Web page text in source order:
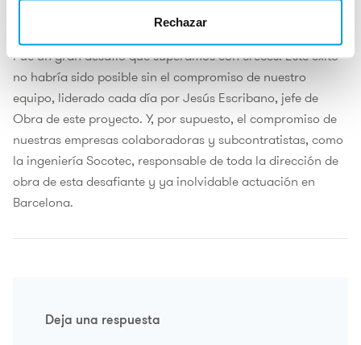
Rechazar
Fue un gran desafío que superamos con creces. Este éxito
no habría sido posible sin el compromiso de nuestro
equipo, liderado cada día por Jesús Escribano, jefe de
Obra de este proyecto. Y, por supuesto, el compromiso de
nuestras empresas colaboradoras y subcontratistas, como
la ingeniería Socotec, responsable de toda la dirección de
obra de esta desafiante y ya inolvidable actuación en
Barcelona.
Deja una respuesta